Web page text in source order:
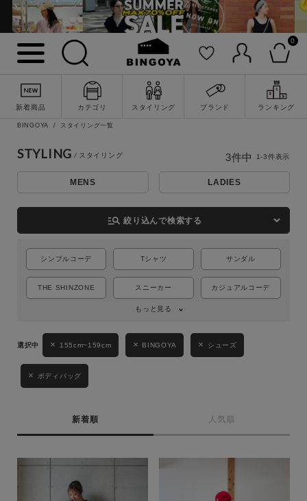
0
新着商品 カテゴリ スタイリング ブランド ランキング
詳細検索
キーワード
MENS
BINGOYA スタイリング一覧
STYLING
MENS LADIES
manage_search 絞り込んで検索する
シンプルコーデ Tシャツ サンダル
THE SHINZONE スニーカー カジュアルコーデ
もっと見る
155cm~159cm BINGOYA シューズ
ボディバッグ
新着順 人気順
3件中 1-3件表示